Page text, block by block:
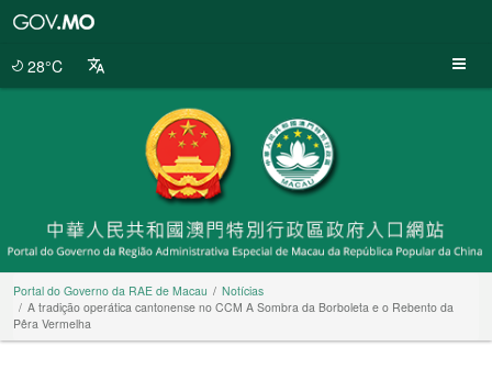
28°C
Portal do Governo da RAE de Macau
Notícias
A tradição operática cantonense no CCM A Sombra da Borboleta e o Rebento da
Pêra Vermelha